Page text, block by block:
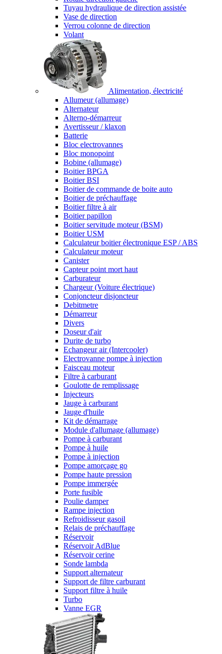
Tuyau hydraulique de direction assistée
Vase de direction
Verrou colonne de direction
Volant
Alimentation, électricité
Allumeur (allumage)
Alternateur
Alterno-démarreur
Avertisseur / klaxon
Batterie
Bloc electrovannes
Bloc monopoint
Bobine (allumage)
Boitier BPGA
Boitier BSI
Boitier de commande de boite auto
Boitier de préchauffage
Boitier filtre à air
Boitier papillon
Boitier servitude moteur (BSM)
Boitier USM
Calculateur boitier électronique ESP / ABS
Calculateur moteur
Canister
Capteur point mort haut
Carburateur
Chargeur (Voiture électrique)
Conjoncteur disjoncteur
Debitmetre
Démarreur
Divers
Doseur d'air
Durite de turbo
Echangeur air (Intercooler)
Electrovanne pompe à injection
Faisceau moteur
Filtre à carburant
Goulotte de remplissage
Injecteurs
Jauge à carburant
Jauge d'huile
Kit de démarrage
Module d'allumage (allumage)
Pompe à carburant
Pompe à huile
Pompe à injection
Pompe amorçage go
Pompe haute pression
Pompe immergée
Porte fusible
Poulie damper
Rampe injection
Refroidisseur gasoil
Relais de préchauffage
Réservoir
Réservoir AdBlue
Réservoir cerine
Sonde lambda
Support alternateur
Support de filtre carburant
Support filtre à huile
Turbo
Vanne EGR